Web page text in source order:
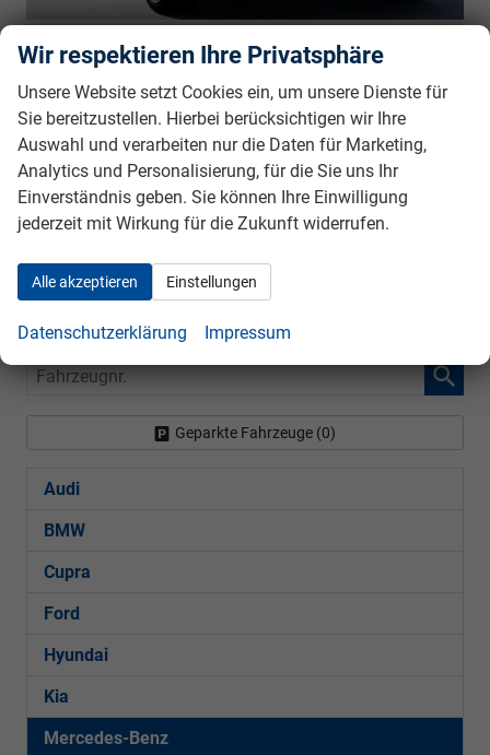
incl. 19% MwSt.
5-türig, C200d, 120KW+17KW (163PS+23PS),
9G-Tronic, 120 kW (163 PS), 1.993 cm³,
4 Zylinder, Autom. 9-Gang, Heckantrieb, Mild-
Hybrid (MHEV), Diesel, Kraftstoffverbrauch kombiniert 4,6
(WLTP), CO₂-Emission kombiniert 122.00 g/km (WLTP), CO₂-
Klasse D, Außenfarbe: designo Patagonienrot bright,
Zustand, Aussehen: 1, sehr gut, Zustand, Fahrfähigkeit:
fahrtauglich, Garantieleistung: Fahrzeuggarantie vom
Fahrzeugnr.: 40175
Fahrzeugnr.
Geparkte Fahrzeuge (0)
Audi
BMW
Cupra
Ford
Hyundai
Kia
Mercedes-Benz
Wir respektieren Ihre Privatsphäre
Unsere Website setzt Cookies ein, um unsere Dienste für
Sie bereitzustellen. Hierbei berücksichtigen wir Ihre
Auswahl und verarbeiten nur die Daten für Marketing,
Analytics und Personalisierung, für die Sie uns Ihr
Einverständnis geben. Sie können Ihre Einwilligung
jederzeit mit Wirkung für die Zukunft widerrufen.
Alle akzeptieren Einstellungen
Datenschutzerklärung Impressum